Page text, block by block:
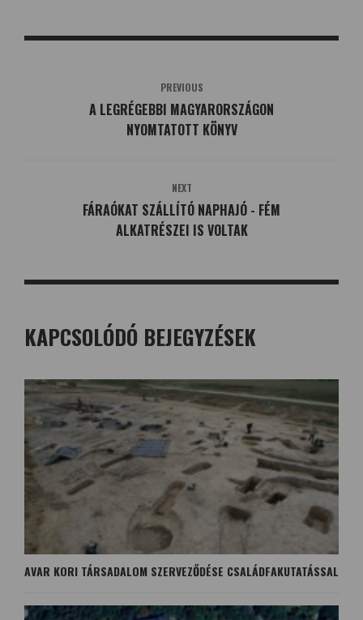
PREVIOUS
A LEGRÉGEBBI MAGYARORSZÁGON
NYOMTATOTT KÖNYV
NEXT
FÁRAÓKAT SZÁLLÍTÓ NAPHAJÓ - FÉM
ALKATRÉSZEI IS VOLTAK
KAPCSOLÓDÓ BEJEGYZÉSEK
AVAR KORI TÁRSADALOM SZERVEZŐDÉSE CSALÁDFAKUTATÁSSAL